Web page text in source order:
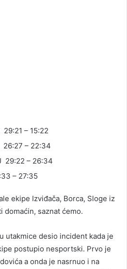
– 15:22
26:27 – 22:34
29:22 – 26:34
– 27:35
ekipe Izviđača, Borca, Sloge iz
domaćin, saznat ćemo.
utakmice desio incident kada je
postupio nesportski. Prvo je
a onda je nasrnuo i na